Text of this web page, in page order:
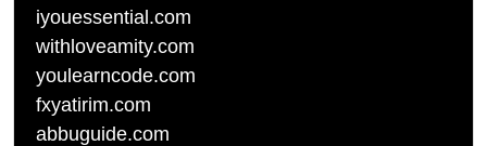
iyouessential.com
withloveamity.com
youlearncode.com
fxyatirim.com
abbuguide.com